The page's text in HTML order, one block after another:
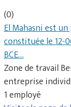
(0)
El Mahasni est
constituée le 12-
BCE…
Zone de travail
entreprise
1 employé